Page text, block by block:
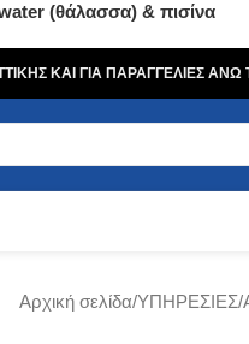
(θάλασσα) & πισίνα
ΚΑΙ ΓΙΑ ΠΑΡΑΓΓΕΛΙΕΣ
Αρχική σελίδα ΥΠΗΡΕΣΙΕΣ